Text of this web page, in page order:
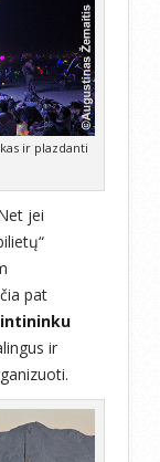
ir plazdanti
jei
pat
ir